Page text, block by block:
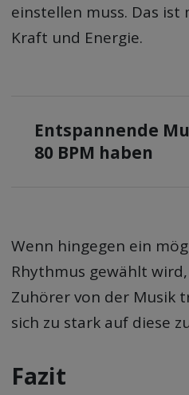
einstellen muss. Das
Kraft und Energie.
Entspannende
80 BPM haben
Wenn hingegen ein
Rhythmus gewählt
Zuhörer von der Musik
sich zu stark auf diese
Fazit